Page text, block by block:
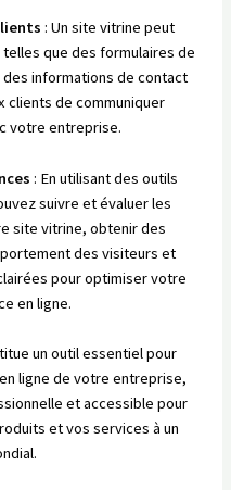
: Un site vitrine peut
que des formulaires de
informations de contact
clients de communiquer
votre entreprise.
: En utilisant des outils
suivre et évaluer les
site vitrine, obtenir des
des visiteurs et
pour optimiser votre
en ligne.
un outil essentiel pour
ligne de votre entreprise,
et accessible pour
et vos services à un